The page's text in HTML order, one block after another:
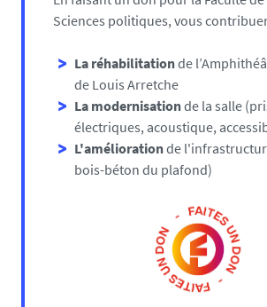
Sciences politiques, vous
La réhabilitationde
de Louis Arretche
La modernisationde la salle
électriques, acoustique,
L'améliorationde
bois-béton du plafond)